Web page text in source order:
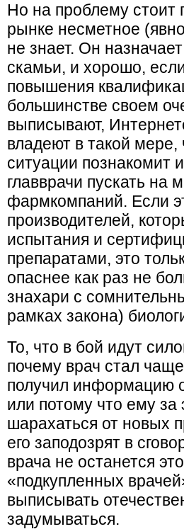
Но на проблему стоит
рынке несметное
не знает. Он
скамьи, и хорошо,
повышения
большинстве своем
выписывают,
владеют в такой мере,
ситуации познакомит
главврачи пускать на
фармкомпаний. Если
производителей,
испытания и
препаратами, это
опаснее как раз не
знахари с
рамках закона)
То, что в бой идут
почему врач стал
получил информацию
или потому что ему за
шарахаться от новых
его заподозрят в
врача не останется
«подкупленных
выписывать
задумываться.